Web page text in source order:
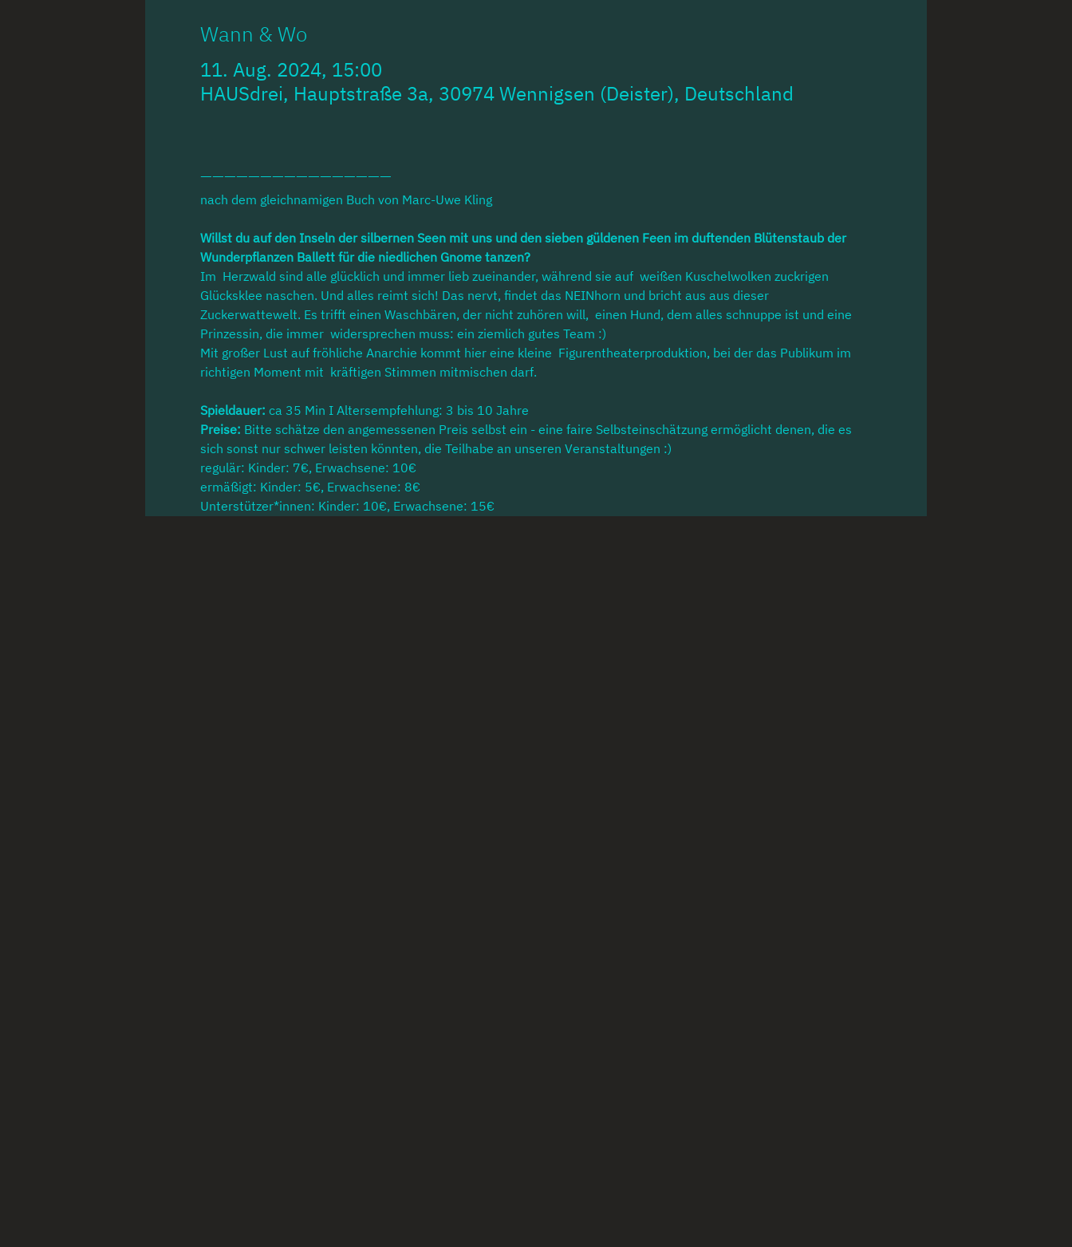
Wann & Wo
11. Aug. 2024, 15:00
HAUSdrei, Hauptstraße 3a, 30974 Wennigsen (Deister), Deutschland
nach dem gleichnamigen Buch von Marc-Uwe Kling
Willst du auf den Inseln der silbernen Seen mit uns und den sieben güldenen Feen im duftenden Blütenstaub der
Wunderpflanzen Ballett für die niedlichen Gnome tanzen?
Im  Herzwald sind alle glücklich und immer lieb zueinander, während sie auf  weißen Kuschelwolken zuckrigen
Glücksklee naschen. Und alles reimt sich! Das nervt, findet das NEINhorn und bricht aus aus dieser
Zuckerwattewelt. Es trifft einen Waschbären, der nicht zuhören will,  einen Hund, dem alles schnuppe ist und eine
Prinzessin, die immer  widersprechen muss: ein ziemlich gutes Team :)
Mit großer Lust auf fröhliche Anarchie kommt hier eine kleine  Figurentheaterproduktion, bei der das Publikum im
richtigen Moment mit  kräftigen Stimmen mitmischen darf.
​Spieldauer: ca 35 Min I Altersempfehlung: 3 bis 10 Jahre
Preise: Bitte schätze den angemessenen Preis selbst ein - eine faire Selbsteinschätzung ermöglicht denen, die es
sich sonst nur schwer leisten könnten, die Teilhabe an unseren Veranstaltungen :)
regulär: Kinder: 7€, Erwachsene: 10€
ermäßigt: Kinder: 5€, Erwachsene: 8€
Unterstützer*innen: Kinder: 10€, Erwachsene: 15€